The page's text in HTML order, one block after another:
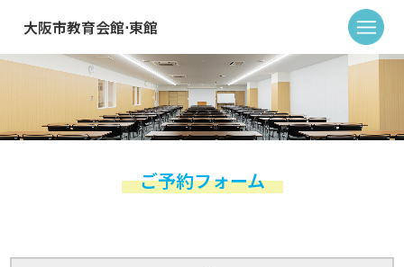
大阪市教育会館⋅東館
ご予約フォーム